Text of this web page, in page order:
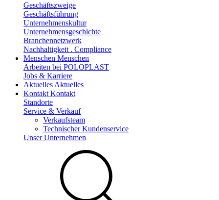
Geschäftszweige
Geschäftsführung
Unternehmenskultur
Unternehmensgeschichte
Branchennetzwerk
Nachhaltigkeit . Compliance
Menschen Menschen
Arbeiten bei POLOPLAST
Jobs & Karriere
Aktuelles Aktuelles
Kontakt Kontakt
Standorte
Service & Verkauf
Verkaufsteam
Technischer Kundenservice
Unser Unternehmen